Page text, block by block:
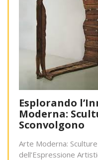
Esplorando
Moderna:
Sconvolgono
Arte Moderna:
dell’Espressione